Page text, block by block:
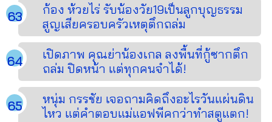
ก้อง ห้วยไร่ รับน้องวัย19เป็นลูกบุญธรรม
สูญเสียครอบครัวเหตุตึกถล่ม
เปิดภาพ คุณย่าน้องเกล ลงพื้นที่กู้ซากตึก
ถล่ม ปิดหน้า แต่ทุกคนจำได้!
หนุ่ม กรรชัย เจอถามคิดถึงอะไรวันแผ่นดิน
ไหว แต่คำตอบแม่แอฟพีคกว่าทำสตูแตก!